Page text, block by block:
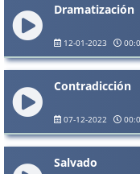
Dramatización
12-01-2023
Contradicción
07-12-2022
Salvado